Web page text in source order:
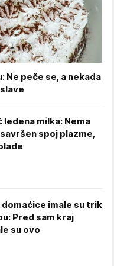
peče se, a nekada
ledena milka: Nema
spoj plazme,
imale su trik
Pred sam kraj
su ovo